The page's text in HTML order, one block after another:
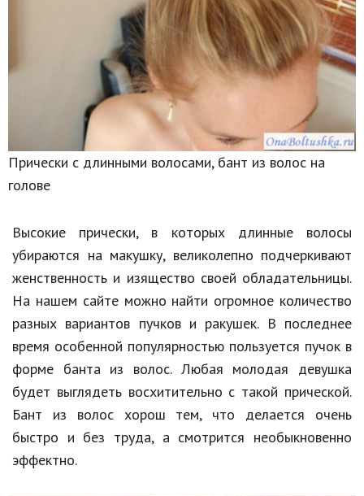
Прически с длинными волосами, бант из волос на
голове
Высокие прически, в которых длинные волосы
убираются на макушку, великолепно подчеркивают
женственность и изящество своей обладательницы.
На нашем сайте можно найти огромное количество
разных вариантов пучков и ракушек. В последнее
время особенной популярностью пользуется пучок в
форме банта из волос. Любая молодая девушка
будет выглядеть восхитительно с такой прической.
Бант из волос хорош тем, что делается очень
быстро и без труда, а смотрится необыкновенно
эффектно.